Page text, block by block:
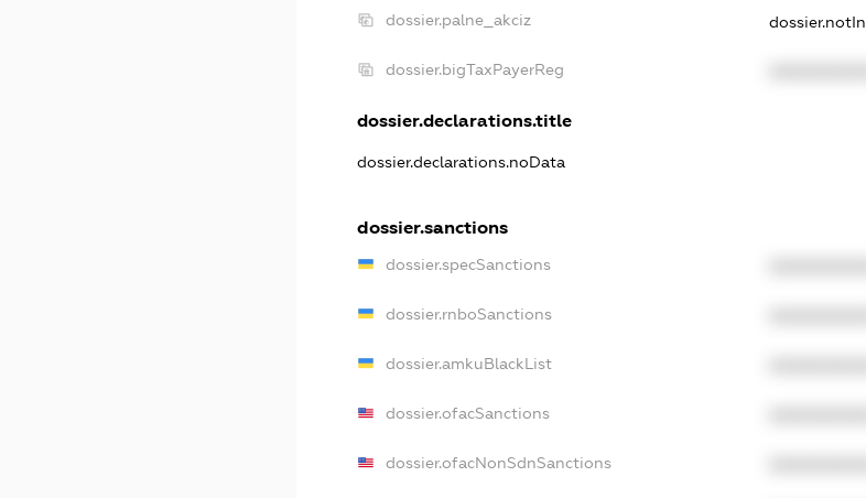
dossier.palne_akciz
dossier.bigTaxPayerReg
dossier.declarations.title
dossier.declarations.noData
dossier.sanctions
dossier.specSanctions
dossier.rnboSanctions
dossier.amkuBlackList
dossier.ofacSanctions
dossier.ofacNonSdnSanctions